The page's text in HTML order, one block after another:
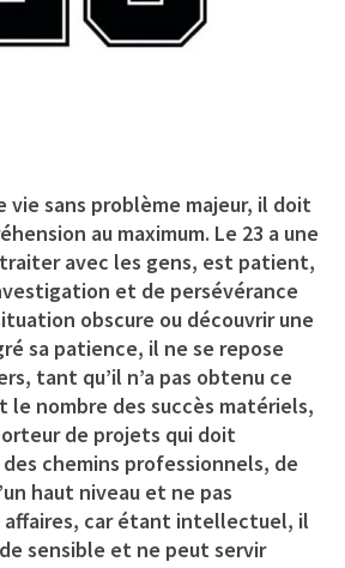
vie sans problème majeur, il doit
au maximum. Le 23 a une
avec les gens, est patient,
et de persévérance
obscure ou découvrir une
sa patience, il ne se repose
tant qu’il n’a pas obtenu ce
le nombre des succès matériels,
de projets qui doit
chemins professionnels, de
haut niveau et ne pas
affaires, car étant intellectuel, il
sensible et ne peut servir